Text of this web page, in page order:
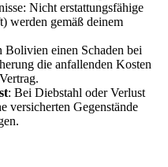
Nicht erstattungsfähige
werden gemäß deinem
Bolivien einen Schaden bei
die anfallenden Kosten
: Bei Diebstahl oder Verlust
versicherten Gegenstände